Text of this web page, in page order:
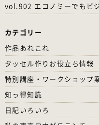
vol.902 エコノミーでもビ
カテゴリー
作品あれこれ
タッセル作りお役立ち情報
特別講座・ワークショップ
知っ得知識
日記いろいろ